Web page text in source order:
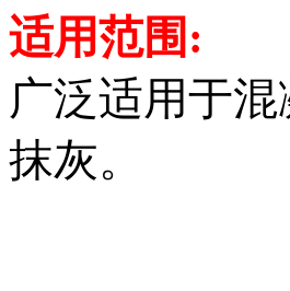
适用范围:
广泛适用于
抹灰。